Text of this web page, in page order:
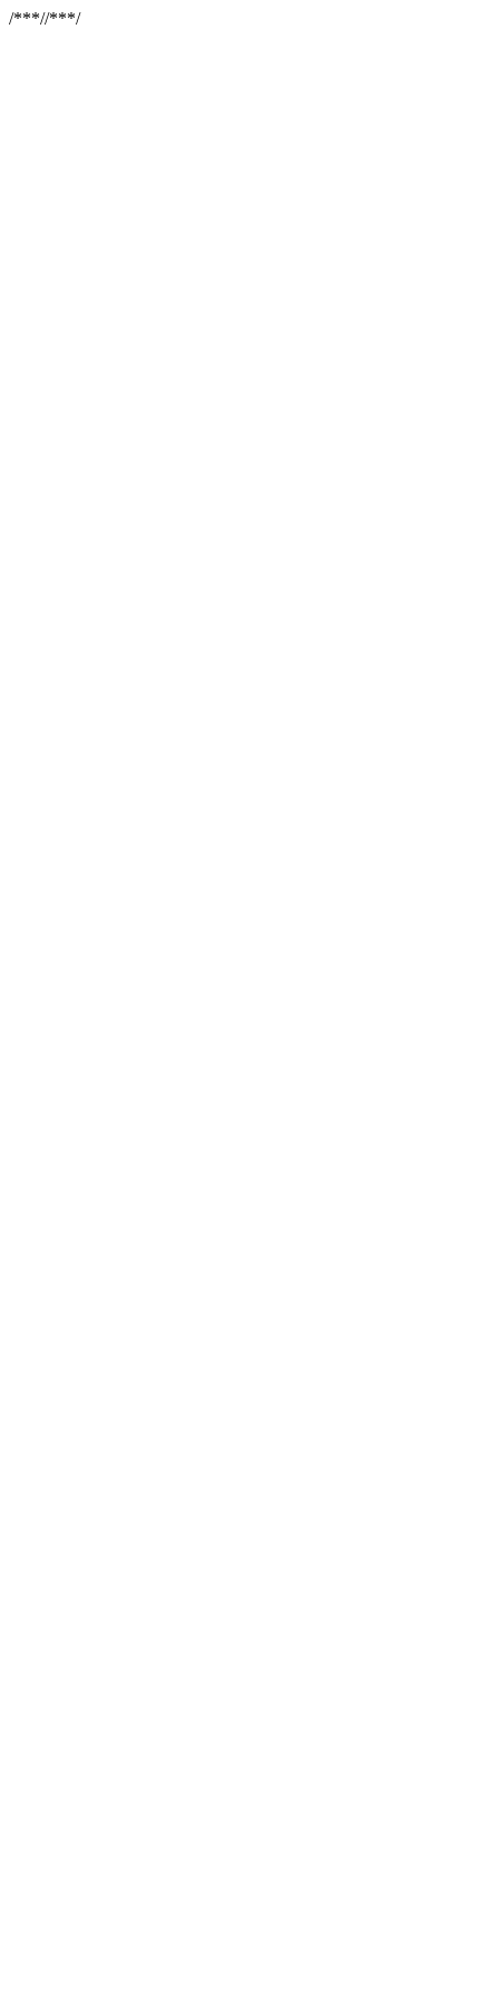
/***//***/